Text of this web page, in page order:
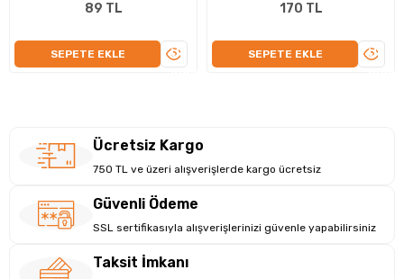
İster sessiz ister sesli çalıştırın, isterseniz titreşimle uyarı alın.
Parlaklık ve ses seviyesini ortama göre ayarlayın. USB ile
89 TL
SEPETE EKLE
ÜRÜNÜ
170 TL
SEPETE EKLE
Ücretsiz Kargo
750 TL ve üzeri alışverişlerde kargo ücretsiz
Güvenli Ödeme
SSL sertifikasıyla alışverişlerinizi güvenle yapabilirsiniz
Taksit İmkanı